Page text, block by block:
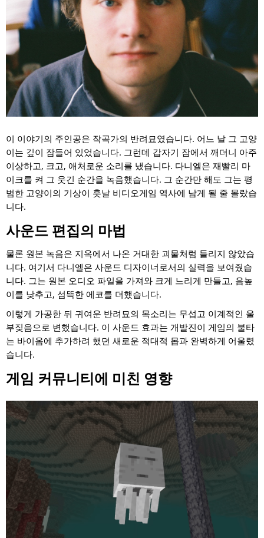
이 이야기의 주인공은 작곡가의 반려묘였습니다. 어느 날 그 고양
이는 깊이 잠들어 있었습니다. 그런데 갑자기 잠에서 깨더니 아주
이상하고, 크고, 애처로운 소리를 냈습니다. 다니엘은 재빨리 마
이크를 켜 그 웃긴 순간을 녹음했습니다. 그 순간만 해도 그는 평
범한 고양이의 기상이 훗날 비디오게임 역사에 남게 될 줄 몰랐습
니다.
사운드 편집의 마법
물론 원본 녹음은 지옥에서 나온 거대한 괴물처럼 들리지 않았습
니다. 여기서 다니엘은 사운드 디자이너로서의 실력을 보여줬습
니다. 그는 원본 오디오 파일을 가져와 크게 느리게 만들고, 음높
이를 낮추고, 섬뜩한 에코를 더했습니다.
이렇게 가공한 뒤 귀여운 반려묘의 목소리는 무섭고 이계적인 울
부짖음으로 변했습니다. 이 사운드 효과는 개발진이 게임의 불타
는 바이옴에 추가하려 했던 새로운 적대적 몹과 완벽하게 어울렸
습니다.
게임 커뮤니티에 미친 영향